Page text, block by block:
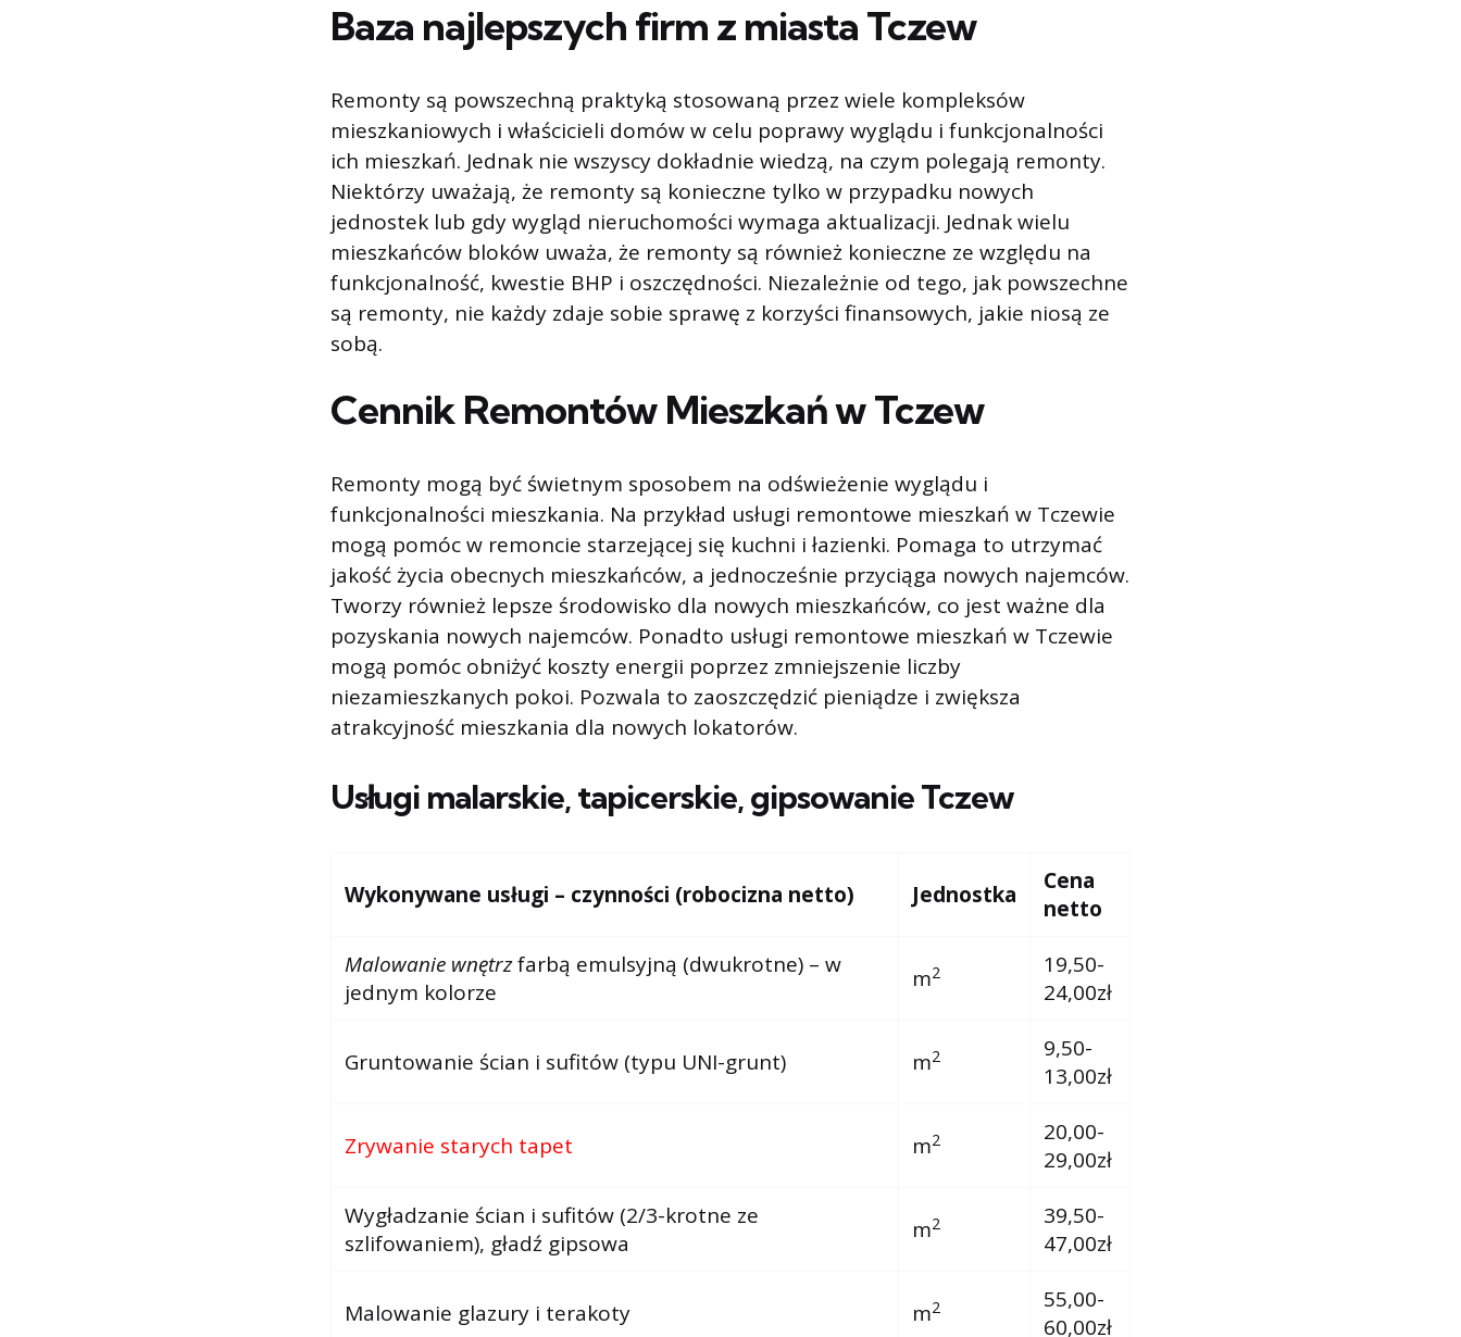
Baza najlepszych firm z miasta Tczew
Remonty są powszechną praktyką stosowaną przez wiele kompleksów
mieszkaniowych i właścicieli domów w celu poprawy wyglądu i funkcjonalności
ich mieszkań. Jednak nie wszyscy dokładnie wiedzą, na czym polegają remonty.
Niektórzy uważają, że remonty są konieczne tylko w przypadku nowych
jednostek lub gdy wygląd nieruchomości wymaga aktualizacji. Jednak wielu
mieszkańców bloków uważa, że ​​remonty są również konieczne ze względu na
funkcjonalność, kwestie BHP i oszczędności. Niezależnie od tego, jak powszechne
są remonty, nie każdy zdaje sobie sprawę z korzyści finansowych, jakie niosą ze
sobą.
Cennik Remontów Mieszkań w Tczew
Remonty mogą być świetnym sposobem na odświeżenie wyglądu i
funkcjonalności mieszkania. Na przykład usługi remontowe mieszkań w Tczewie
mogą pomóc w remoncie starzejącej się kuchni i łazienki. Pomaga to utrzymać
jakość życia obecnych mieszkańców, a jednocześnie przyciąga nowych najemców.
Tworzy również lepsze środowisko dla nowych mieszkańców, co jest ważne dla
pozyskania nowych najemców. Ponadto usługi remontowe mieszkań w Tczewie
mogą pomóc obniżyć koszty energii poprzez zmniejszenie liczby
niezamieszkanych pokoi. Pozwala to zaoszczędzić pieniądze i zwiększa
atrakcyjność mieszkania dla nowych lokatorów.
Usługi malarskie, tapicerskie, gipsowanieTczew
Wykonywane usługi – czynności (robocizna netto) Jednostka
Cena
netto
Malowanie wnętrzfarbą emulsyjną (dwukrotne) – w
jednym kolorze
m2
19,50-
24,00zł
Gruntowanie ścian i sufitów (typu UNI-grunt) m2
9,50-
13,00zł
Zrywanie starych tapet m2
20,00-
29,00zł
Wygładzanie ścian i sufitów (2/3-krotne ze
szlifowaniem), gładź gipsowa
m2
39,50-
47,00zł
Malowanie glazury i terakoty m2
55,00-
60,00zł